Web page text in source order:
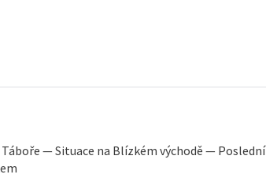
— Situace na Blízkém východě — Poslední